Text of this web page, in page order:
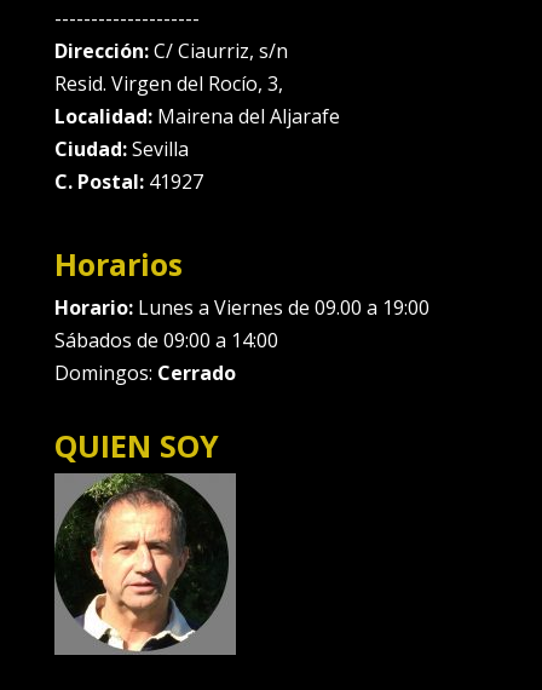
--------------------
Dirección:C/ Ciaurriz, s/n
Resid. Virgen del Rocío, 3,
Localidad:Mairena del Aljarafe
Ciudad:Sevilla
C. Postal:41927
Horarios
Horario:Lunes a Viernes de 09.00 a 19:00
Sábados de 09:00 a 14:00
Domingos: Cerrado
QUIEN SOY